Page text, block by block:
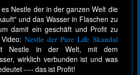
Nestle der in der ganzen Welt die
und das Wasser in Flaschen zu
damit ein geschäft und Profit zu
Nestle der Pure Life Skandal
Nestle in der Welt, mit dem
wirklich verbunden ist und was
---- das ist Profit!